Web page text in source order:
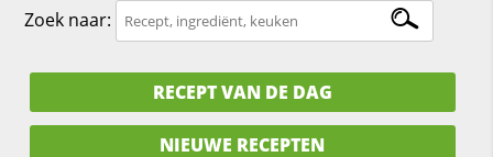
Zoek naar:
RECEPT VAN DE DAG
NIEUWE RECEPTEN